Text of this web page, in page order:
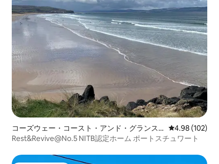
コーズウェー・コースト・アンド・グランス
の一軒家
レビュー102
4.98 (102)
Rest&Revive@No.5 NITB認定ホーム ポートスチュワート